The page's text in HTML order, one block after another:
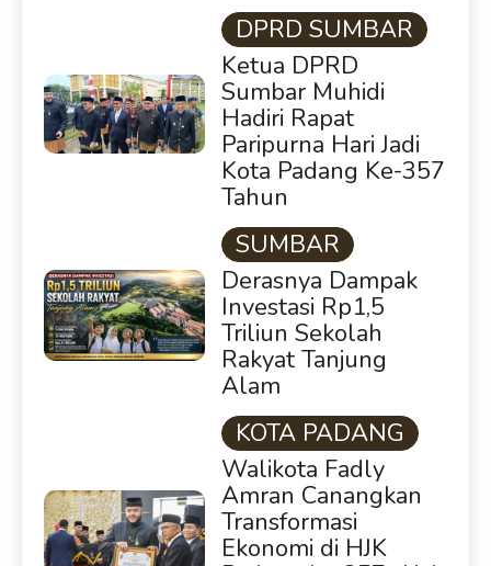
DPRD SUMBAR
Ketua DPRD
Sumbar Muhidi
Hadiri Rapat
Paripurna Hari Jadi
Kota Padang Ke-357
Tahun
SUMBAR
Derasnya Dampak
Investasi Rp1,5
Triliun Sekolah
Rakyat Tanjung
Alam
KOTA PADANG
Walikota Fadly
Amran Canangkan
Transformasi
Ekonomi di HJK